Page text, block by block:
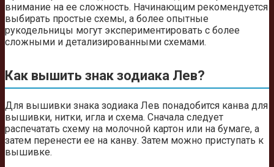
внимание на ее сложность. Начинающим рекомендуется
выбирать простые схемы, а более опытные
рукодельницы могут экспериментировать с более
сложными и детализированными схемами.
Как вышить знак зодиака Лев?
Для вышивки знака зодиака Лев понадобится канва для
вышивки, нитки, игла и схема. Сначала следует
распечатать схему на молочной картон или на бумаге, а
затем перенести ее на канву. Затем можно приступать к
вышивке.